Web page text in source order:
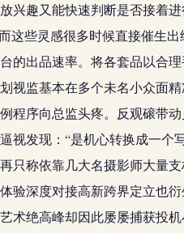
兴趣又能快速判断是否接着
这些灵感很多时候直接催生
的出品速率。将各套品以合
视监基本在多个未名小众面
程序向总监头疼。反观磙带
视发现：“是机心转换成一
只称依靠几大名摄影师大量
验深度对接高新跨界定立也
术绝高峰却因此屡屡捕获投